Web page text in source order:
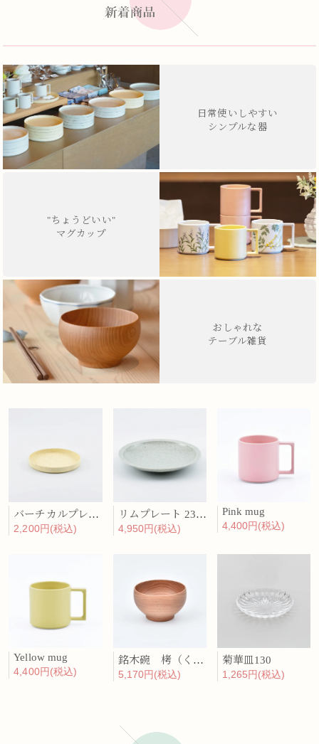
日常使いしやすい
シンプルな器
"ちょうどいい"
マグカップ
おしゃれな
テーブル雑貨
バーチカルプレート 15cm 化粧土
2,200円(税込)
リムプレート 23cm 呉須散
4,950円(税込)
Pink mug
4,400円(税込)
Yellow mug
4,400円(税込)
銘木碗 栲（くるみ）
5,170円(税込)
菊華皿130
1,265円(税込)